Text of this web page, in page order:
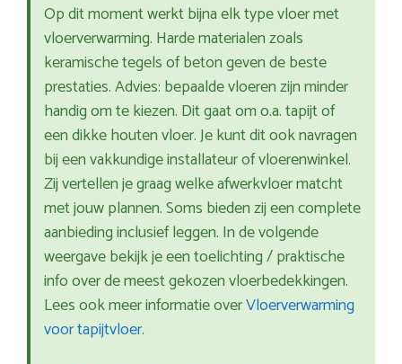
Op dit moment werkt bijna elk type vloer met
vloerverwarming. Harde materialen zoals
keramische tegels of beton geven de beste
prestaties. Advies: bepaalde vloeren zijn minder
handig om te kiezen. Dit gaat om o.a. tapijt of
een dikke houten vloer. Je kunt dit ook navragen
bij een vakkundige installateur of vloerenwinkel.
Zij vertellen je graag welke afwerkvloer matcht
met jouw plannen. Soms bieden zij een complete
aanbieding inclusief leggen. In de volgende
weergave bekijk je een toelichting / praktische
info over de meest gekozen vloerbedekkingen.
Lees ook meer informatie overVloerverwarming
voor tapijtvloer.